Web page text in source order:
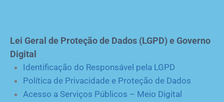
Lei Geral de Proteção de Dados (LGPD) e Governo
Digital
Identificação do Responsável pela LGPD
Política de Privacidade e Proteção de Dados
Acesso a Serviços Públicos – Meio Digital